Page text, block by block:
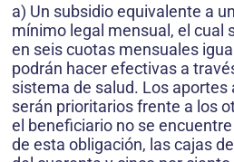
a) Un subsidio equivalente a
mínimo legal mensual, el cual
en seis cuotas mensuales
podrán hacer efectivas a
sistema de salud. Los aportes
serán prioritarios frente a los
el beneficiario no se
de esta obligación, las cajas